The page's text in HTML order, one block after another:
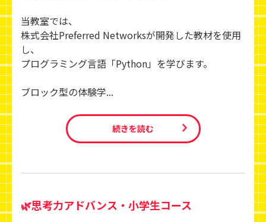
当教室では、
株式会社Preferred Networksが開発した教材を使用
し、
プログラミング言語「Python」を学びます。
ブロック型の体験学...
続きを読む
🌿思考力アドバンス・小学生コース